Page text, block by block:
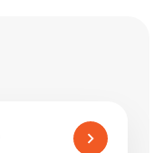
chevron_right